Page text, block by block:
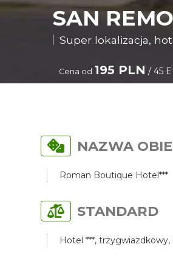
SAN
Super lokalizacja,
Cena od 195 PLN / 45
NAZWA
Roman Boutique Hotel***
STANDARD
Hotel ***,